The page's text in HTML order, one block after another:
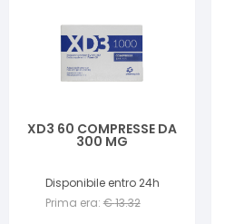
XD3 60 COMPRESSE DA
300 MG
Disponibile entro 24h
Prima era: €13.32